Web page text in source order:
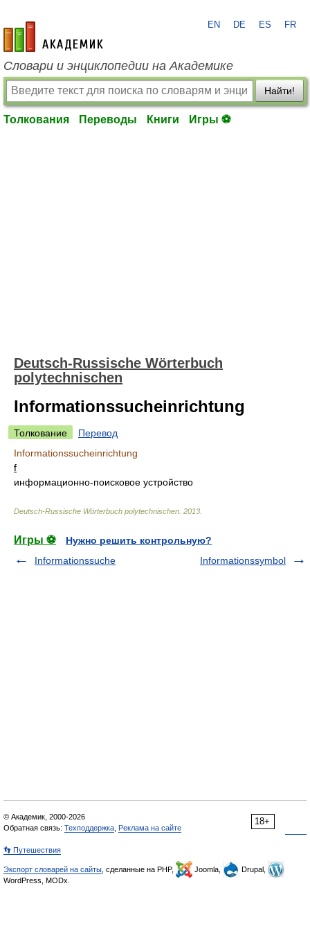
academic.ru
EN DE ES FR
Словари и энциклопедии на Академике
Найти!
Толкования Переводы Книги Игры ⚽
Deutsch-Russische Wörterbuch
polytechnischen
Informationssucheinrichtung
Толкование
Перевод
Informationssucheinrichtung
f
информационно-поисковое устройство
Deutsch-Russische Wörterbuch polytechnischen 2013
Игры ⚽
Нужно решить контрольную?
Informationssuche
Informationssymbol
18+
© Академик, 2000-2026
Обратная связь: Техподдержка Реклама на сайте
👣 Путешествия
Экспорт словарей на сайты , сделанные на PHP, Joomla,
Drupal,
WordPress, MODx.